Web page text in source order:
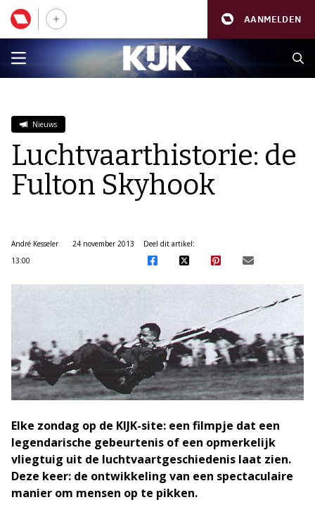
AANMELDEN
Nieuws
Luchtvaarthistorie: de
Fulton Skyhook
André Kesseler
24 november 2013
13:00
Deel dit artikel:
Elke zondag op de KIJK-site: een filmpje dat een
legendarische gebeurtenis of een opmerkelijk
vliegtuig uit de luchtvaartgeschiedenis laat zien.
Deze keer: de ontwikkeling van een spectaculaire
manier om mensen op te pikken.